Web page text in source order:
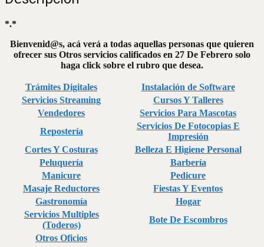
*.*
Bienvenid@s, acá verá a todas aquellas personas que quieren
ofrecer sus Otros servicios calificados en 27 De Febrero solo
haga click sobre el rubro que desea.
Trámites Digitales
Instalación de Software
Servicios Streaming
Cursos Y Talleres
Vendedores
Servicios Para Mascotas
Repostería
Servicios De Fotocopias E
Impresión
Cortes Y Costuras
Belleza E Higiene Personal
Peluquería
Barbería
Manicure
Pedicure
Masaje Reductores
Fiestas Y Eventos
Gastronomía
Hogar
Servicios Multiples
(Toderos)
Bote De Escombros
Otros Oficios